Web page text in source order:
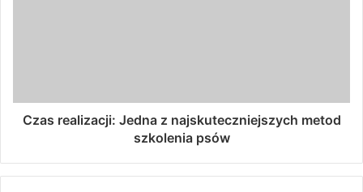
Czas realizacji: Jedna z najskuteczniejszych metod
szkolenia psów